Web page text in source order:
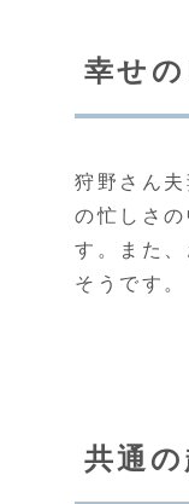
幸せ
狩野さん
の忙しさ
す。また
そうです。
共通